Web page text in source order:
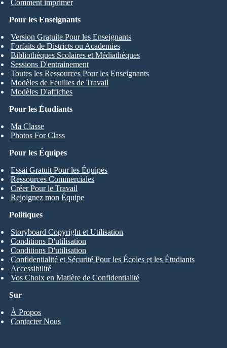
Comment imprimer
Pour les Étudiants
Ma Classe
Photos For Class
Pour les Enseignants
Version Gratuite Pour les Enseignants
Forfaits de Districts ou Academies
Bibliothèques Scolaires et Médiathèques
Sessions D'entrainement
Toutes les Ressources Pour les Enseignants
Modèles de Feuilles de Travail
Modèles D'affiches
Pour les Équipes
Essai Gratuit Pour les Équipes
Ressources Commerciales
Créer Pour le Travail
Rejoignez mon Équipe
Sur
À Propos
Contacter Nous
Politiques
Storyboard Copyright et Utilisation
Conditions D'utilisation
Conditions D'utilisation
Confidentialité et Sécurité Pour les Écoles et les Étudiants
Accessibilité
Vos Choix en Matière de Confidentialité